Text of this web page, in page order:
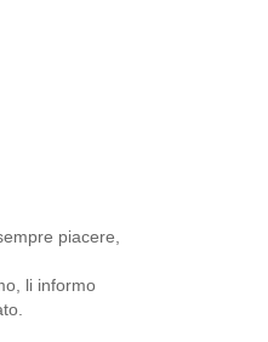
piacere,
li informo